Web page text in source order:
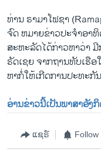
ທ່ານ ຣາມາໂຟຊາ
ຈົດ ຫມາຍຂ່າວປະຈຳອາ
ສະຫະລັດໄດ້ກ່າວຫາວ່າ
ຣັດເຊຍ ຈາກຖານທັບເຮືອ
ຫາກໍ່ໃຫ້ເກີດການປະທະກັ
ອ່ານຂ່າວນີ້ເປັນພາສາອັງ
ແຊຣ໌ Follow